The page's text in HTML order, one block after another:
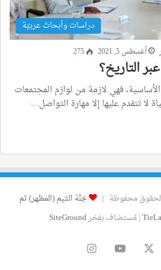
دراسات وأبحاث عربيّة
أغسطس 5, 2021 275
التاريخ؟
فهي لازمة من لوازم المجتمعات
لا تتقدم عليها إلا مهارة التواصل…
جَنَّة الثيم (المظهر) تم
| مُستضاف بفخرSiteGround
‫YouTube